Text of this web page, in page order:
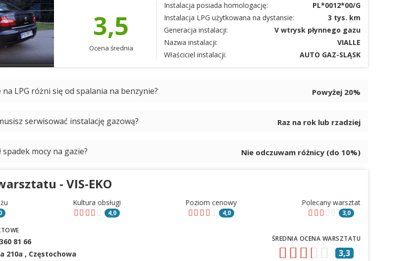
3,5
Ocena średnia
Instalacja posiada homologację:
PL*0012*00/G
Instalacja LPG użytkowana na dystansie:
3 tys. km
Generacja instalacji:
V wtrysk płynnego gazu
Nazwa instalacji:
VIALLE
Właściciel instalacji:
AUTO GAZ-SLĄSK
na LPG różni się od spalania na benzynie? Powyżej 20%
serwisować instalację gazową? Raz na rok lub rzadziej
spadek mocy na gazie? Nie odczuwam różnicy (do 10%)
- VIS-EKO
Kultura obsługi
4,0
Poziom cenowy
4,0
Polecany warsztat
3,0
81 66
210a , Częstochowa
ŚREDNIA OCENA WARSZTATU
3,3